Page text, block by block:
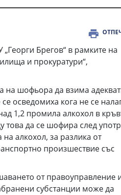
Брегов“ в рамките на
и прокуратури“,
на шофьора да взима
осведомиха кога не се
1,2 промила алкохол в
това да се шофира след
алкохол, за разлика от
произшествие със
от правоуправление
субстанции може да